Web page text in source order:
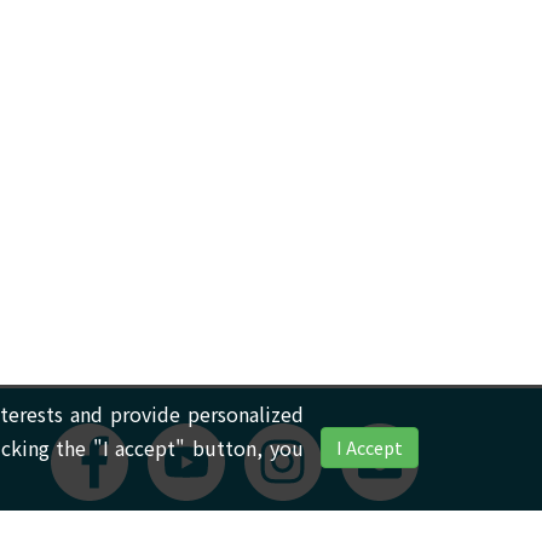
and provide personalized
the "I accept" button, you
I Accept